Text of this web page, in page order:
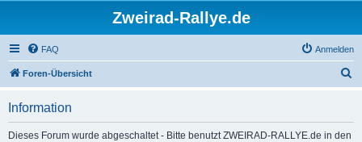
Zweirad-Rallye.de
FAQ Anmelden
Foren-Übersicht
Information
Dieses Forum wurde abgeschaltet - Bitte benutzt ZWEIRAD-RALLYE.de in den